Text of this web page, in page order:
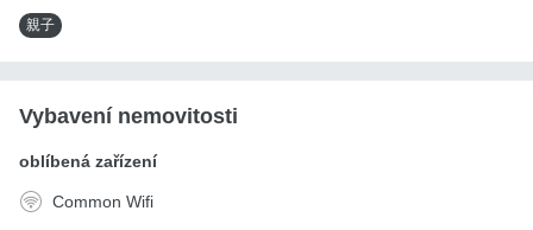
親子
Vybavení nemovitosti
oblíbená zařízení
Common Wifi